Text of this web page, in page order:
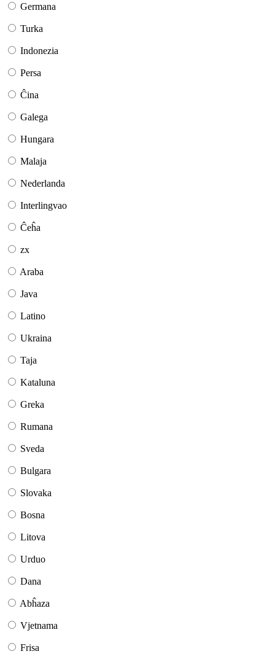
Germana
Turka
Indonezia
Persa
Ĉina
Galega
Hungara
Malaja
Nederlanda
Interlingvao
Ĉeĥa
zx
Araba
Java
Latino
Ukraina
Taja
Kataluna
Greka
Rumana
Sveda
Bulgara
Slovaka
Bosna
Litova
Urduo
Dana
Abĥaza
Vjetnama
Frisa